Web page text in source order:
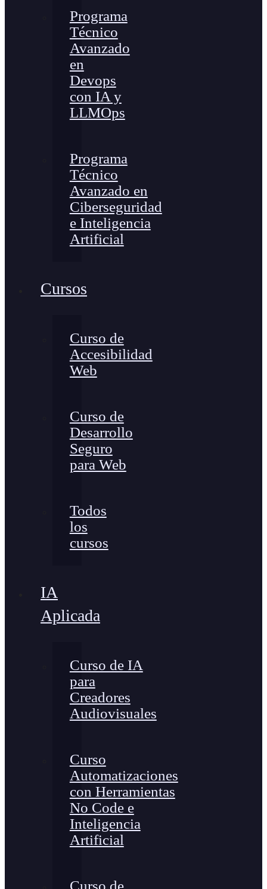
Programa
Técnico
Avanzado
en
Devops
con IA y
LLMOps
Programa
Técnico
Avanzado en
Ciberseguridad
e Inteligencia
Artificial
Cursos
Curso de
Accesibilidad
Web
Curso de
Desarrollo
Seguro
para Web
Todos
los
cursos
IA
Aplicada
Curso de IA
para
Creadores
Audiovisuales
Curso
Automatizaciones
con Herramientas
No Code e
Inteligencia
Artificial
Curso de